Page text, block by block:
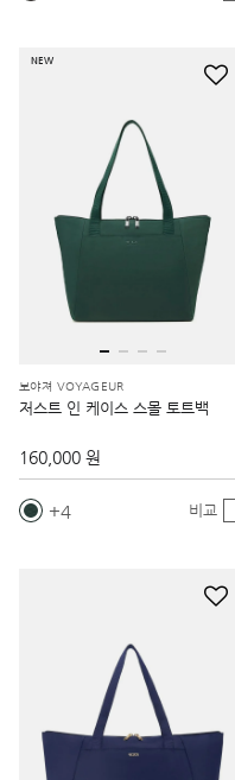
NEW
보야져 VOYAGEUR
저스트 인 케이스 스몰 토트백
160,000 원
4 비교